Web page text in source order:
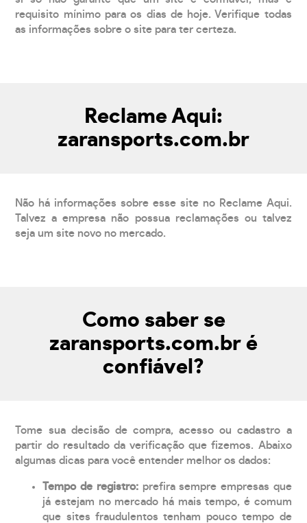
requisito mínimo para os dias de hoje. Verifique todas
as informações sobre o site para ter certeza.
Reclame Aqui:
zaransports.com.br
Não há informações sobre esse site no Reclame Aqui.
Talvez a empresa não possua reclamações ou talvez
seja um site novo no mercado.
Como saber se
zaransports.com.br é
confiável?
Tome sua decisão de compra, acesso ou cadastro a
partir do resultado da verificação que fizemos. Abaixo
algumas dicas para você entender melhor os dados:
Tempo de registro: prefira sempre empresas que
já estejam no mercado há mais tempo, é comum
que sites fraudulentos tenham pouco tempo de